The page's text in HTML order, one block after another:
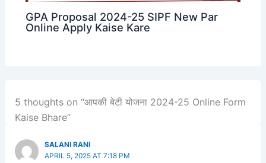
GPA Proposal 2024-25 SIPF New Par
Online Apply Kaise Kare
5 thoughts on “आपकी बेटी योजना 2024-25 Online Form
Kaise Bhare”
SALANI RANI
APRIL 5, 2025 AT 7:18 PM